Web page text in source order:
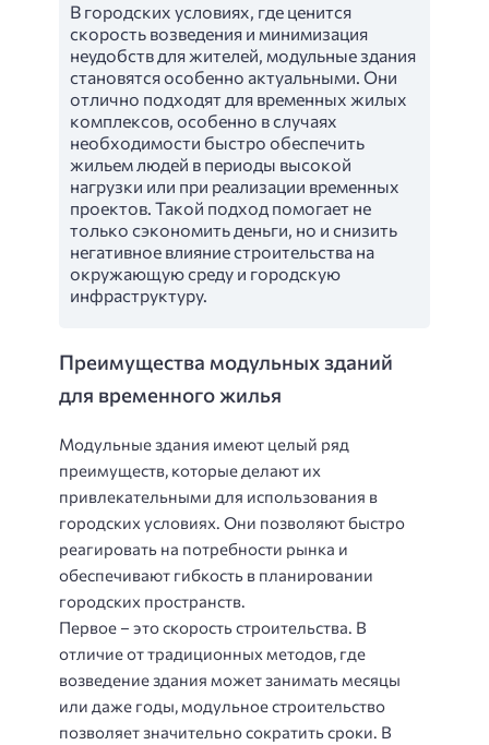
В городских условиях, где ценится
скорость возведения и минимизация
неудобств для жителей, модульные здания
становятся особенно актуальными. Они
отлично подходят для временных жилых
комплексов, особенно в случаях
необходимости быстро обеспечить
жильем людей в периоды высокой
нагрузки или при реализации временных
проектов. Такой подход помогает не
только сэкономить деньги, но и снизить
негативное влияние строительства на
окружающую среду и городскую
инфраструктуру.
Преимущества модульных зданий
для временного жилья
Модульные здания имеют целый ряд
преимуществ, которые делают их
привлекательными для использования в
городских условиях. Они позволяют быстро
реагировать на потребности рынка и
обеспечивают гибкость в планировании
городских пространств.
Первое – это скорость строительства. В
отличие от традиционных методов, где
возведение здания может занимать месяцы
или даже годы, модульное строительство
позволяет значительно сократить сроки. В